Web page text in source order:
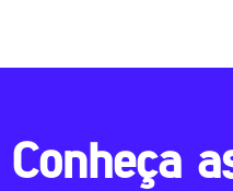
Conheça